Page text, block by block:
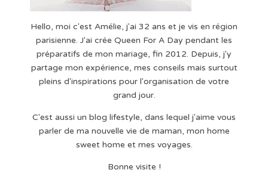
Hello, moi c'est Amélie, j'ai 32 ans et je vis en région
parisienne. J'ai crée Queen For A Day pendant les
préparatifs de mon mariage, fin 2012. Depuis, j'y
partage mon expérience, mes conseils mais surtout
pleins d'inspirations pour l'organisation de votre
grand jour.
C'est aussi un blog lifestyle, dans lequel j'aime vous
parler de ma nouvelle vie de maman, mon home
sweet home et mes voyages.
Bonne visite !